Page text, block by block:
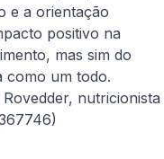
e a orientação
positivo na
mas sim do
como um todo.
nutricionista